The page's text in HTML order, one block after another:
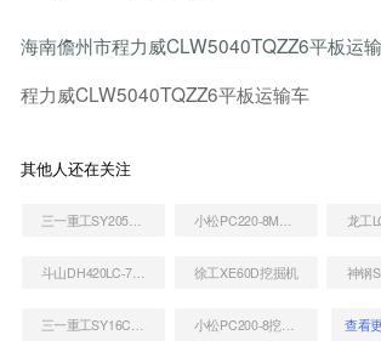
海南儋州市程力威CLW5040TQZZ6平板运
程力威CLW5040TQZZ6平板运输车
其他人还在关注
三一重工SY205C挖掘机
徐工XE60D挖掘机
查看